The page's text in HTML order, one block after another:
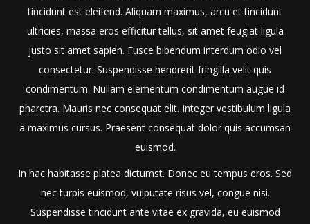
tincidunt est eleifend. Aliquam maximus, arcu et tincidunt
ultricies, massa eros efficitur tellus, sit amet feugiat ligula
justo sit amet sapien. Fusce bibendum interdum odio vel
consectetur. Suspendisse hendrerit fringilla velit quis
condimentum. Nullam elementum condimentum augue id
pharetra. Mauris nec consequat elit. Integer vestibulum ligula
a maximus cursus. Praesent consequat dolor quis accumsan
euismod.
In hac habitasse platea dictumst. Donec eu tempus eros. Sed
nec turpis euismod, vulputate risus vel, congue nisi.
Suspendisse tincidunt ante vitae ex gravida, eu euismod